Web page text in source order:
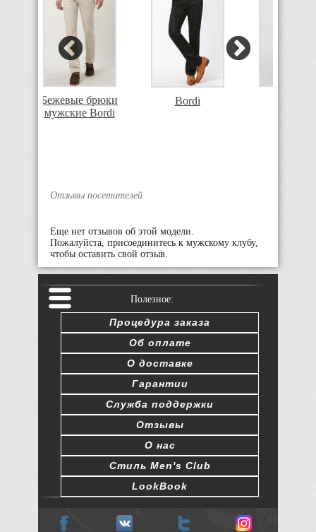
Бежевые брюки
мужские Bordi
Bordi
Отзывы посетителей
Еще нет отзывов об этой модели.
Пожалуйста, присоединитесь к мужскому клубу,
чтобы оставить свой отзыв.
Полезное:
Процедура заказа
Об оплате
О доставке
Гарантии
Служба поддержки
Отзывы
О нас
Стиль Men's Club
LookBook